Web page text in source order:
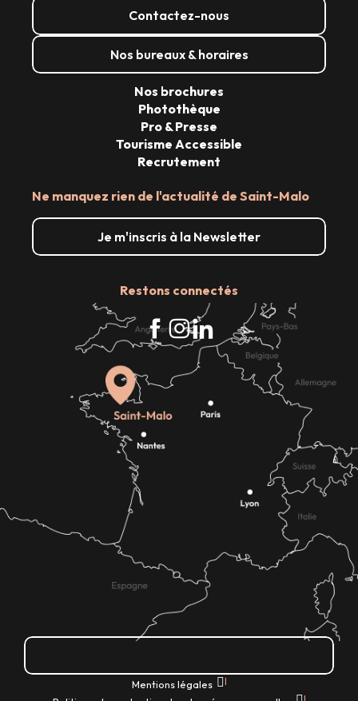
Contactez-nous
Nos bureaux & horaires
Ne manquez rien de l'actualité de Saint-Malo
Je m'inscris à la Newsletter
Restons connectés
Nos brochures
Photothèque
Pro & Presse
Tourisme Accessible
Recrutement
Mentions légales |
|